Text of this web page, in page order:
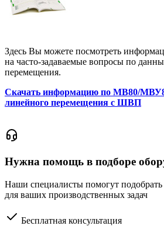
Здесь Вы можете посмотреть
на часто-задаваемые вопросы по
перемещения.
Скачать информацию по МВ80/
линейного перемещения с ШВП
Нужна помощь в подборе
Наши специалисты помогут
для ваших производственных задач
Бесплатная консультация